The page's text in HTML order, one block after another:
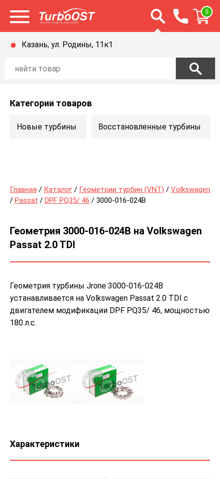
Открыть меню Открыть строку
0
Казань, ул. Родины, 11к1
Категории товаров
Новые турбины Восстановленные турбины
Главная / Каталог / Геометрии турбин (VNT) / Volkswagen
/ Passat / DPF PQ35/ 46 / 3000-016-024B
Геометрия 3000-016-024B на Volkswagen
Passat 2.0 TDI
Геометрия турбины Jrone 3000-016-024B
устанавливается на Volkswagen Passat 2.0 TDI с
двигателем модификации DPF PQ35/ 46, мощностью
180 л.с.
Характеристики